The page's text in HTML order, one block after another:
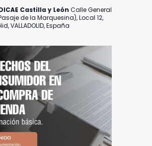
Castilla y León Calle General
de la Marquesina), Local 12,
VALLADOLID, España